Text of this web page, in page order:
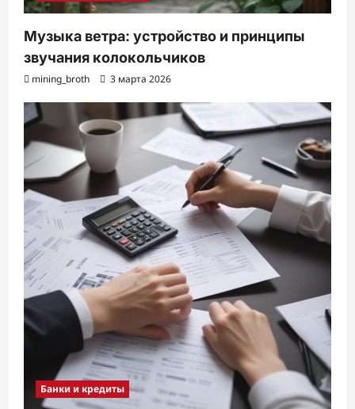
Музыка ветра: устройство и принципы
звучания колокольчиков
mining_broth 3 марта 2026
Банки и кредиты